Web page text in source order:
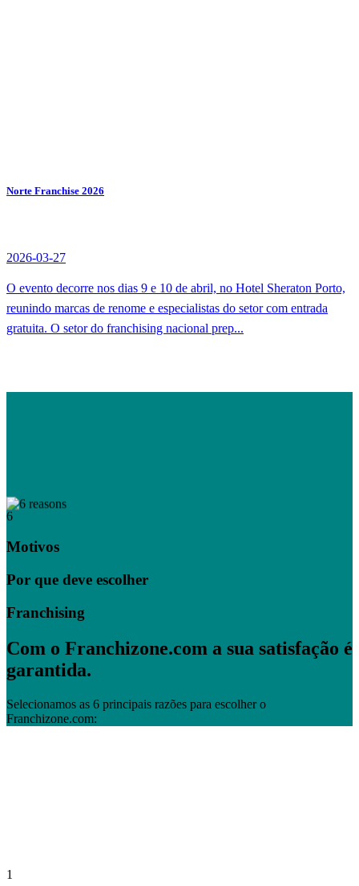
Norte Franchise 2026
2026-03-27
O evento decorre nos dias 9 e 10 de abril, no Hotel Sheraton Porto,
reunindo marcas de renome e especialistas do setor com entrada
gratuita. O setor do franchising nacional prep...
6
Motivos
Por que deve escolher
Franchising
Com o Franchizone.com a sua satisfação é
garantida.
Selecionamos as 6 principais razões para escolher o
Franchizone.com:
1